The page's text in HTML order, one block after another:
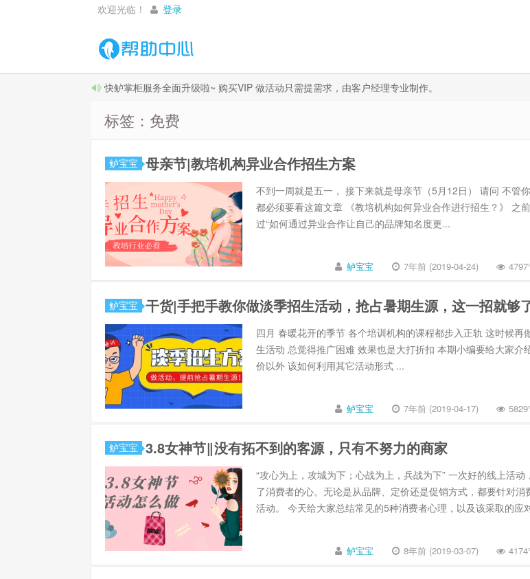
欢迎光临！ 登录
快鲈掌柜服务全面升级啦~ 购买VIP 做活动只需提需求，由客户经理专业制作。
标签：免费
鲈宝宝 母亲节|教培机构异业合作招生方案
不到一周就是五一， 接下来就是母亲节（5月12日） 请问 不管
都必须要看这篇文章 《教培机构如何异业合作进行招生？》 之
过“如何通过异业合作让自己的品牌知名度更...
鲈宝宝 7年前 (2019-04-24)
鲈宝宝 干货|手把手教你做淡季招生活动，抢占暑期生源，这一招就够
四月 春暖花开的季节 各个培训机构的课程都步入正轨 这时候再
生活动 总觉得推广困难 效果也是大打折扣 本期小编要给大家介
价以外 该如何利用其它活动形式 ...
鲈宝宝 7年前 (2019-04-17)
鲈宝宝 3.8女神节‖没有拓不到的客源，只有不努力的商家
“攻心为上，攻城为下；心战为上，兵战为下” 一次好的线上活动
了消费者的心。无论是从品牌、定价还是促销方式，都要针对消
活动。 今天给大家总结常见的5种消费者心理，以及该采取的应
鲈宝宝 8年前 (2019-03-07)